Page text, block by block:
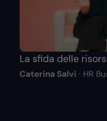
La sfida delle
Caterina Salvi · HR